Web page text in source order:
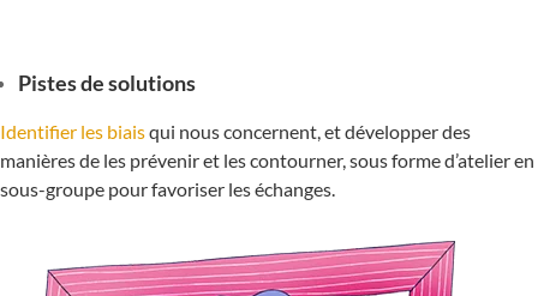
Pistes de solutions
Identifier les biaisqui nous concernent, et développer des
manières de les prévenir et les contourner, sous forme d’atelier en
sous-groupe pour favoriser les échanges.